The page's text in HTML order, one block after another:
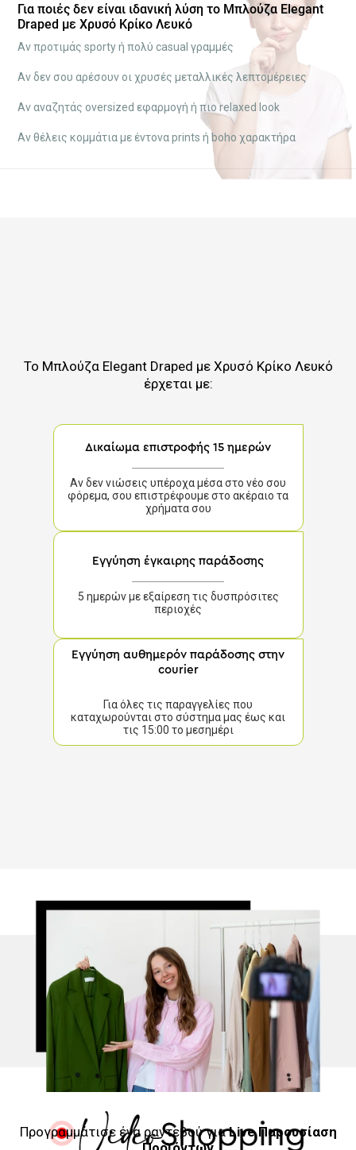
Για ποιές δεν είναι ιδανική λύση το Μπλούζα Elegant
Draped με Χρυσό Κρίκο Λευκό
Αν προτιμάς sporty ή πολύ casual γραμμές
Αν δεν σου αρέσουν οι χρυσές μεταλλικές λεπτομέρειες
Αν αναζητάς oversized εφαρμογή ή πιο relaxed look
Αν θέλεις κομμάτια με έντονα prints ή boho χαρακτήρα
Το Μπλούζα Elegant Draped με Χρυσό Κρίκο Λευκό
έρχεται με:
Δικαίωμα επιστροφής 15 ημερών
Αν δεν νιώσεις υπέροχα μέσα στο νέο σου
φόρεμα, σου επιστρέφουμε στο ακέραιο τα
χρήματα σου
Εγγύηση έγκαιρης παράδοσης
5 ημερών με εξαίρεση τις δυσπρόσιτες
περιοχές
Εγγύηση αυθημερόν παράδοσης στην
courier
Για όλες τις παραγγελίες που
καταχωρούνται στο σύστημα μας έως και
τις 15:00 το μεσημέρι
Προγραμμάτισε ένα ραντεβού γιαLive Παρουσίαση